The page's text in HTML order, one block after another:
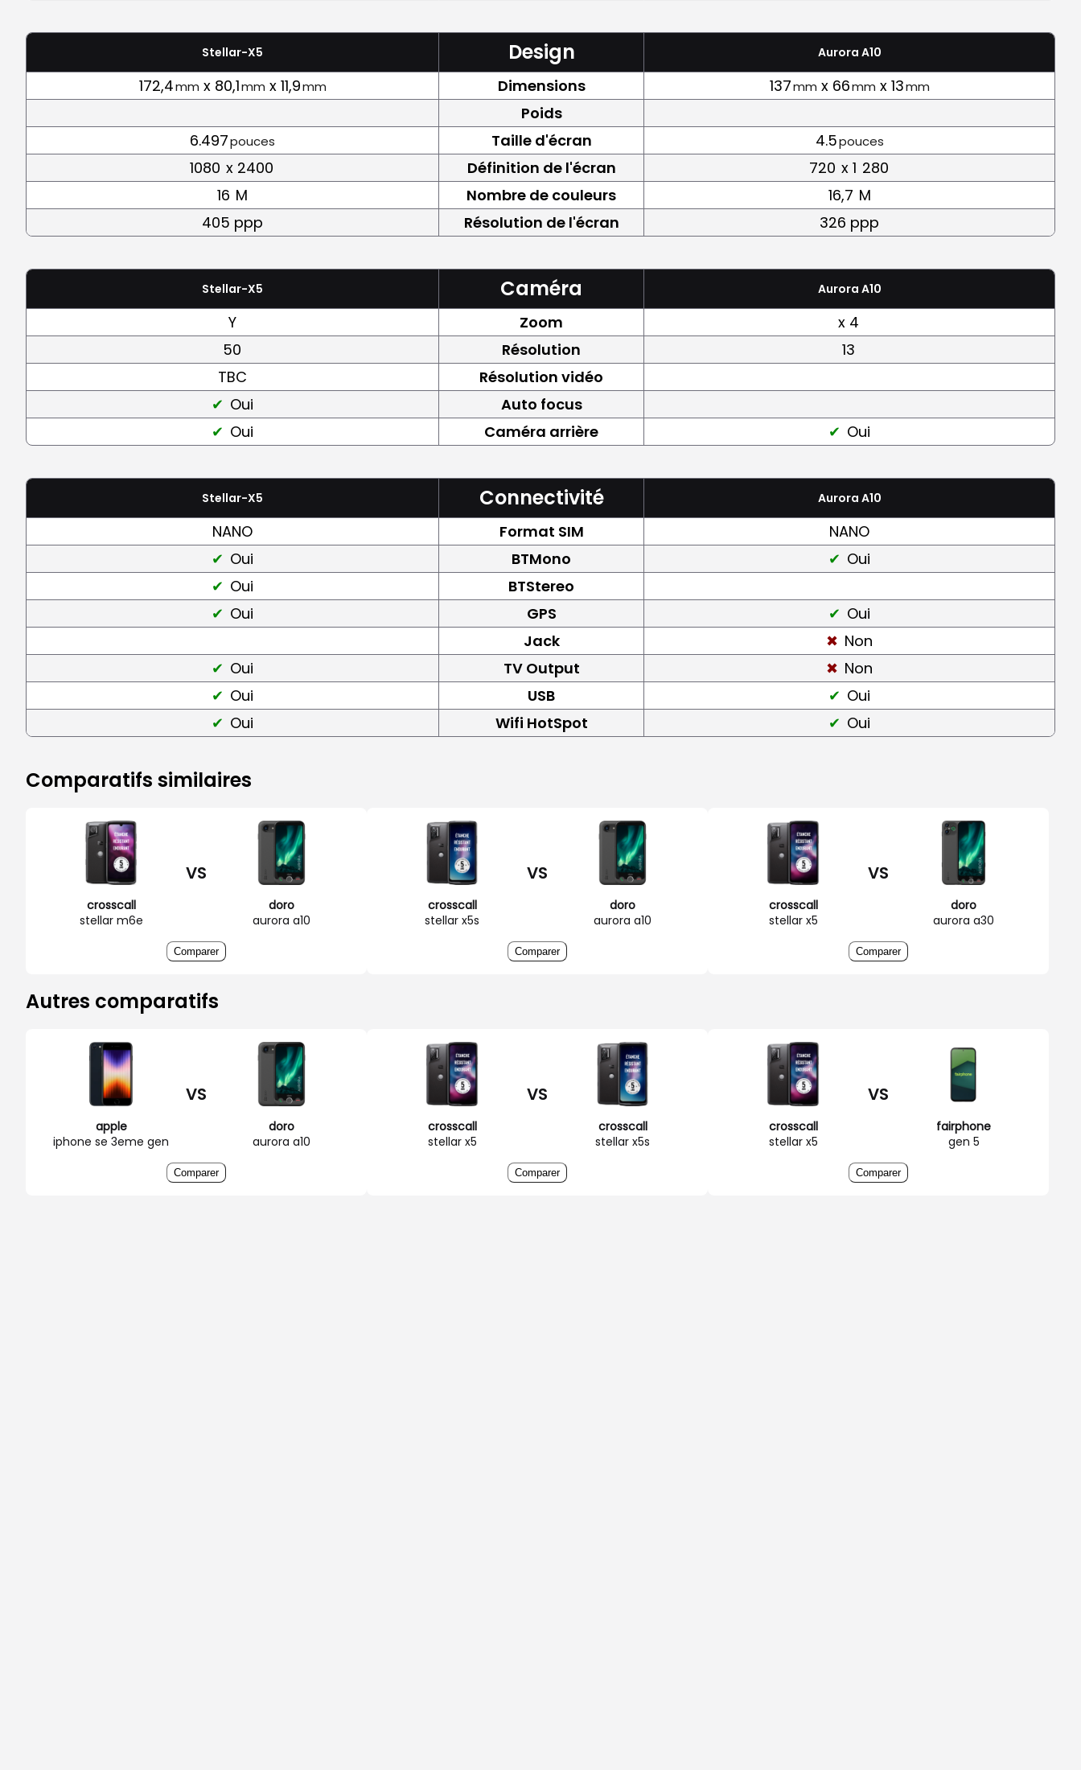
Stellar-X5 Design Aurora A10
172,4mm x 80,1mm x 11,9mm Dimensions 137mm x 66mm x 13mm
Poids
6.497pouces Taille d'écran 4.5pouces
1080 x 2400 Définition de l'écran 720 x 1 280
16 M Nombre de couleurs 16,7 M
405 ppp
Résolution de l'écran 326 ppp
Stellar-X5 Caméra Aurora A10
Y Zoom
x 4
50
Résolution
13
TBC
Résolution vidéo
Oui
Auto focus
Oui
Caméra arrière Oui
Stellar-X5 Connectivité Aurora A10
NANO Format SIM
NANO
Oui
BTMono
Oui
Oui
BTStereo
Oui
GPS
Oui
Jack
Non
Oui
TV Output
Non
Oui
USB
Oui
Oui
Wifi HotSpot Oui
Comparatifs similaires
crosscall
stellar m6e
VS
doro
aurora a10
Comparer
crosscall
stellar x5s
VS
doro
aurora a10
Comparer
crosscall
stellar x5
VS
doro
aurora a30
Comparer
Autres comparatifs
apple
iphone se 3eme gen
VS
doro
aurora a10
Comparer
crosscall
stellar x5
VS
crosscall
stellar x5s
Comparer
crosscall
stellar x5
VS
fairphone
gen 5
Comparer